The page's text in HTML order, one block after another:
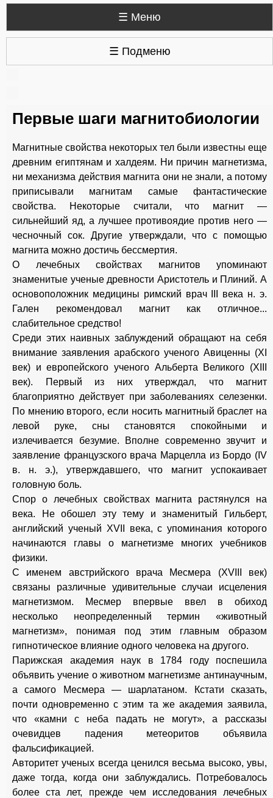
☰ Меню
☰ Подменю
Первые шаги магнитобиологии
Магнитные свойства некоторых тел были известны еще
древним египтянам и халдеям. Ни причин магнетизма,
ни механизма действия магнита они не знали, а потому
приписывали магнитам самые фантастические
свойства. Некоторые считали, что магнит —
сильнейший яд, а лучшее противоядие против него —
чесночный сок. Другие утверждали, что с помощью
магнита можно достичь бессмертия.
О лечебных свойствах магнитов упоминают
знаменитые ученые древности Аристотель и Плиний. А
основоположник медицины римский врач III века н. э.
Гален рекомендовал магнит как отличное...
слабительное средство!
Среди этих наивных заблуждений обращают на себя
внимание заявления арабского ученого Авиценны (XI
век) и европейского ученого Альберта Великого (XIII
век). Первый из них утверждал, что магнит
благоприятно действует при заболеваниях селезенки.
По мнению второго, если носить магнитный браслет на
левой руке, сны становятся спокойными и
излечивается безумие. Вполне современно звучит и
заявление французского врача Марцелла из Бордо (IV
в. н. э.), утверждавшего, что магнит успокаивает
головную боль.
Спор о лечебных свойствах магнита растянулся на
века. Не обошел эту тему и знаменитый Гильберт,
английский ученый XVII века, с упоминания которого
начинаются главы о магнетизме многих учебников
физики.
С именем австрийского врача Месмера (XVIII век)
связаны различные удивительные случаи исцеления
магнетизмом. Месмер впервые ввел в обиход
несколько неопределенный термин «животный
магнетизм», понимая под этим главным образом
гипнотическое влияние одного человека на другого.
Парижская академия наук в 1784 году поспешила
объявить учение о животном магнетизме антинаучным,
а самого Месмера — шарлатаном. Кстати сказать,
почти одновременно с этим та же академия заявила,
что «камни с неба падать не могут», а рассказы
очевидцев падения метеоритов объявила
фальсификацией.
Авторитет ученых всегда ценился весьма высоко, увы,
даже тогда, когда они заблуждались. Потребовалось
более ста лет, прежде чем исследования лечебных